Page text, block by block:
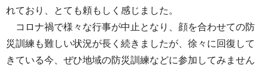
れており、とても頼もしく感じました。
コロナ禍で様々な行事が中止となり、顔を合わせての防
災訓練も難しい状況が長く続きましたが、徐々に回復して
きている今、ぜひ地域の防災訓練などに参加してみません